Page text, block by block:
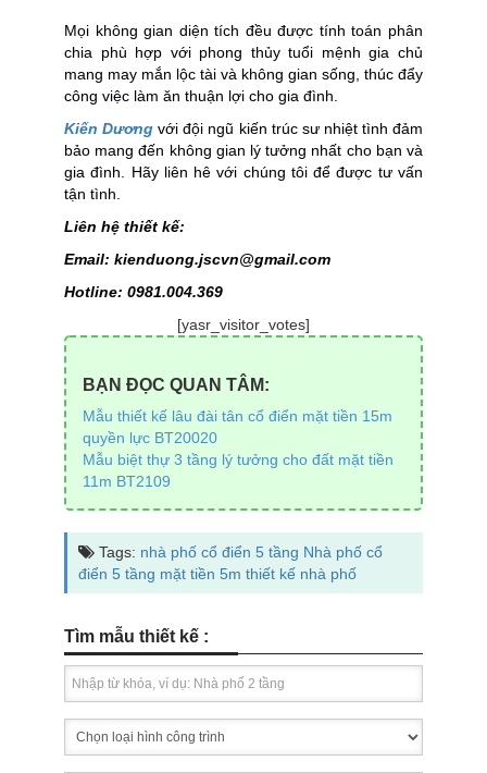
Mọi không gian diện tích đều được tính toán phân
chia phù hợp với phong thủy tuổi mệnh gia chủ
mang may mắn lộc tài và không gian sống, thúc đẩy
công việc làm ăn thuận lợi cho gia đình.
Kiến Dương với đội ngũ kiến trúc sư nhiệt tình đảm
bảo mang đến không gian lý tưởng nhất cho bạn và
gia đình. Hãy liên hê với chúng tôi để được tư vấn
tận tình.
Liên hệ thiết kế:
Email: kienduong.jscvn@gmail.com
Hotline: 0981.004.369
[yasr_visitor_votes]
BẠN ĐỌC QUAN TÂM:
Mẫu thiết kế lâu đài tân cổ điển mặt tiền 15m
quyền lực BT20020
Mẫu biệt thự 3 tầng lý tưởng cho đất mặt tiền
11m BT2109
Tags: nhà phố cổ điển 5 tầng Nhà phố cổ
điển 5 tầng mặt tiền 5m thiết kế nhà phố
Tìm mẫu thiết kế :